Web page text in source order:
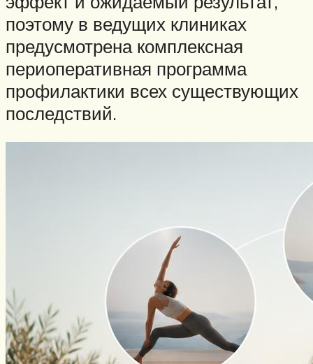
поэтому в ведущих клиниках
предусмотрена комплексная
периоперативная программа
профилактики всех существующих
последствий.